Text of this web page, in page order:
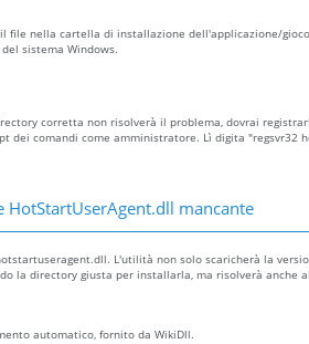
file nella cartella di installazione dell'applicazione/
sistema Windows.
corretta non risolverà il problema, dovrai
dei comandi come amministratore. Lì digita "regsvr32
mancante
L'utilità non solo scaricherà la
la directory giusta per installarla, ma risolverà anche
automatico, fornito da WikiDll.